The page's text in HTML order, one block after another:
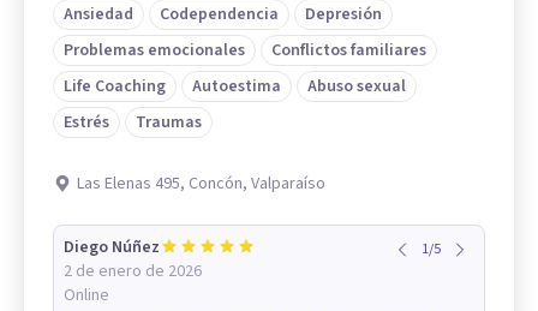
Ansiedad Codependencia
Depresión
Problemas emocionales
Conflictos familiares
Life Coaching
Autoestima
Abuso sexual
Estrés
Traumas
Las Elenas 495, Concón, Valparaíso
Diego Núñez
2 de enero de 2026
Online
1/5